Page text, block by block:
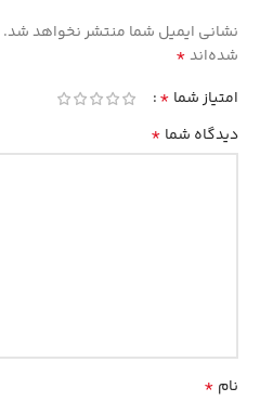
نشانی ایمیل شما منتشر نخواهد شد.
شده‌اند*
امتیاز شما *
دیدگاه شما *
نام *